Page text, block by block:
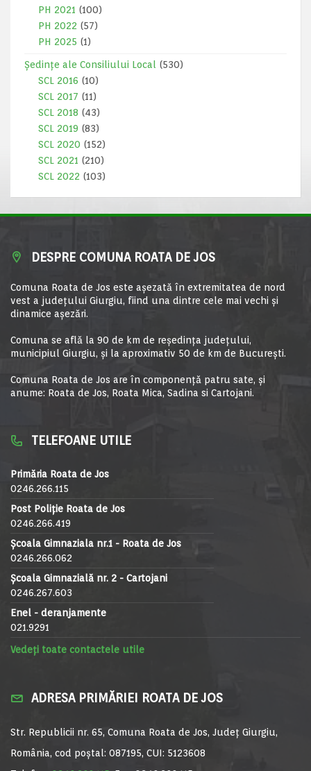
PH 2021 (100)
PH 2022 (57)
PH 2025 (1)
Ședințe ale Consiliului Local
(530)
SCL 2016 (10)
SCL 2017 (11)
SCL 2018 (43)
SCL 2019 (83)
SCL 2020 (152)
SCL 2021 (210)
SCL 2022 (103)
DESPRE COMUNA ROATA DE JOS
Comuna Roata de Jos este aşezată în extremitatea de nord
vest a judeţului Giurgiu, fiind una dintre cele mai vechi şi
dinamice aşezări.
Comuna se află la 90 de km de reşedinţa judeţului,
municipiul Giurgiu, şi la aproximativ 50 de km de Bucureşti.
Comuna Roata de Jos are în componență patru sate, și
anume: Roata de Jos, Roata Mica, Sadina si Cartojani.
TELEFOANE UTILE
Primăria Roata de Jos
0246.266.115
Post Poliție Roata de Jos
0246.266.419
Școala Gimnaziala nr.1 - Roata de Jos
0246.266.062
Școala Gimnazială nr. 2 - Cartojani
0246.267.603
Enel - deranjamente
021.9291
Vedeți toate contactele utile
ADRESA PRIMĂRIEI ROATA DE JOS
Str. Republicii nr. 65, Comuna Roata de Jos, Județ Giurgiu,
România, cod poștal: 087195, CUI: 5123608